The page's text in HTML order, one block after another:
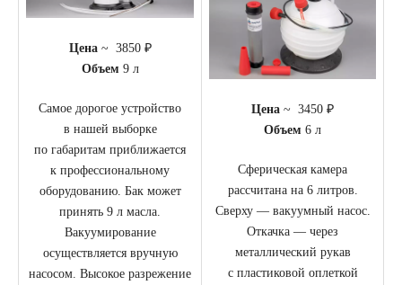
Цена~ 3850 ₽
Объем 9 л
Самое дорогое устройство
в нашей выборке
по габаритам приближается
к профессиональному
оборудованию. Бак может
принять 9 л масла.
Вакуумирование
осуществляется вручную
насосом. Высокое разрежение
Цена ~ 3450 ₽
Объем 6 л
Сферическая камера
рассчитана на 6 литров.
Сверху — вакуумный насос.
Откачка — через
металлический рукав
с пластиковой оплеткой